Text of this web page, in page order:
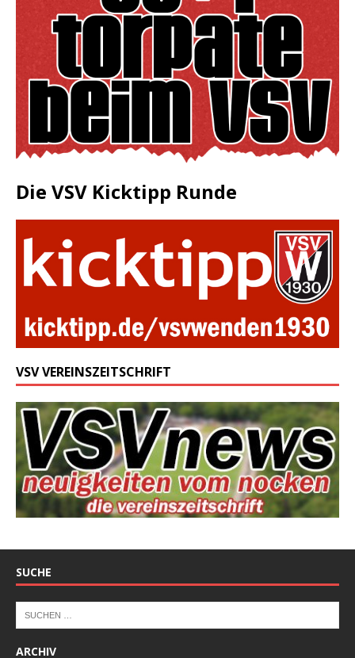
Die VSV Kicktipp Runde
VSV VEREINSZEITSCHRIFT
SUCHE
ARCHIV